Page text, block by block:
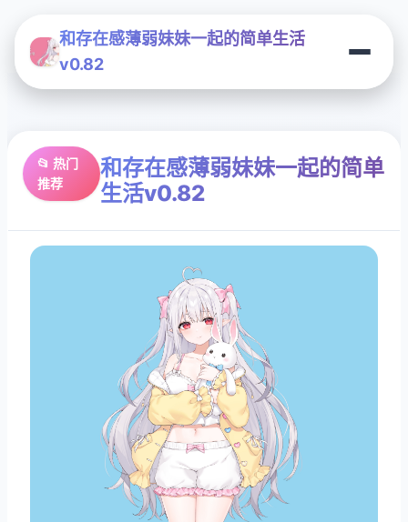
和存在感薄弱妹妹一起的简单生活
v0.82
📂 热门
推荐
和存在感薄弱妹妹一起的简单
生活v0.82